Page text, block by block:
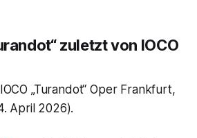
zuletzt von IOCO
„Turandot“ Oper Frankfurt,
April 2026).